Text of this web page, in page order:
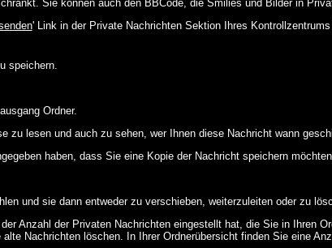
Sie können auch den BBCode, die Smilies und Bilder in
' Link in der Private Nachrichten Sektion Ihres
speichern.
Ordner.
zu lesen und auch zu sehen, wer Ihnen diese Nachricht wann
haben, dass Sie eine Kopie der Nachricht speichern
und sie dann entweder zu verschieben, weiterzuleiten oder zu
Anzahl der Privaten Nachrichten eingestellt hat, die Sie in Ihren
Nachrichten löschen. In Ihrer Ordnerübersicht finden Sie eine